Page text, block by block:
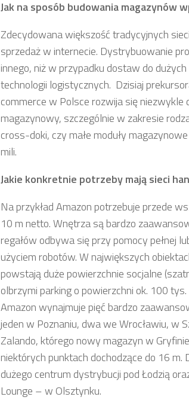
Jak na sposób budowania magazynów
Zdecydowana większość tradycyjnych
sprzedaż w internecie. Dystrybuowanie
innego, niż w przypadku dostaw do
technologii logistycznych. Dzisiaj
commerce w Polsce rozwija się
magazynowy, szczególnie w zakresie
cross-doki, czy małe moduły
mili.
Jakie konkretnie potrzeby mają sieci
Na przykład Amazon potrzebuje przede
10 m netto. Wnętrza są bardzo
regałów odbywa się przy pomocy pełnej
użyciem robotów. W największych
powstają duże powierzchnie socjalne
olbrzymi parking o powierzchni ok. 100
Amazon wynajmuje pięć bardzo
jeden w Poznaniu, dwa we Wrocławiu, w
Zalando, którego nowy magazyn w
niektórych punktach dochodzące do 16
dużego centrum dystrybucji pod Łodzią
Lounge – w Olsztynku.